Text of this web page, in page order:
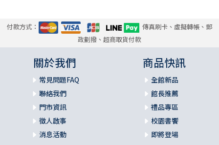
付款方式：
傳真刷卡、虛擬轉帳、郵
政劃撥、超商取貨付款
關於我們
常見問題FAQ
聯絡我們
門市資訊
徵人啟事
消息活動
商品快訊
全館新品
館長推薦
禮品專區
校園書饗
即將登場